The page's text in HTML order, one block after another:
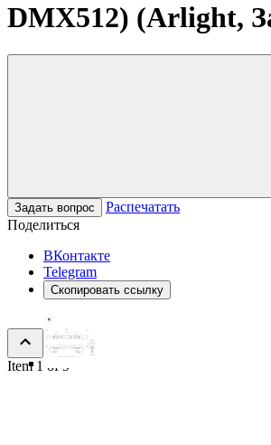
DMX512) (Arlight,
Задать вопрос
Распечатать
Поделиться
ВКонтакте
Telegram
Скопировать ссылку
Item 1 of 9